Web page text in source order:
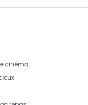
cinéma.